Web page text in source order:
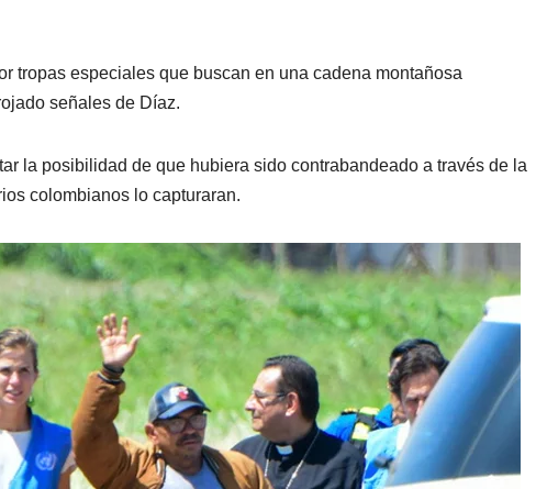
tropas especiales que buscan en una cadena montañosa
señales de Díaz.
la posibilidad de que hubiera sido contrabandeado a través de la
colombianos lo capturaran.